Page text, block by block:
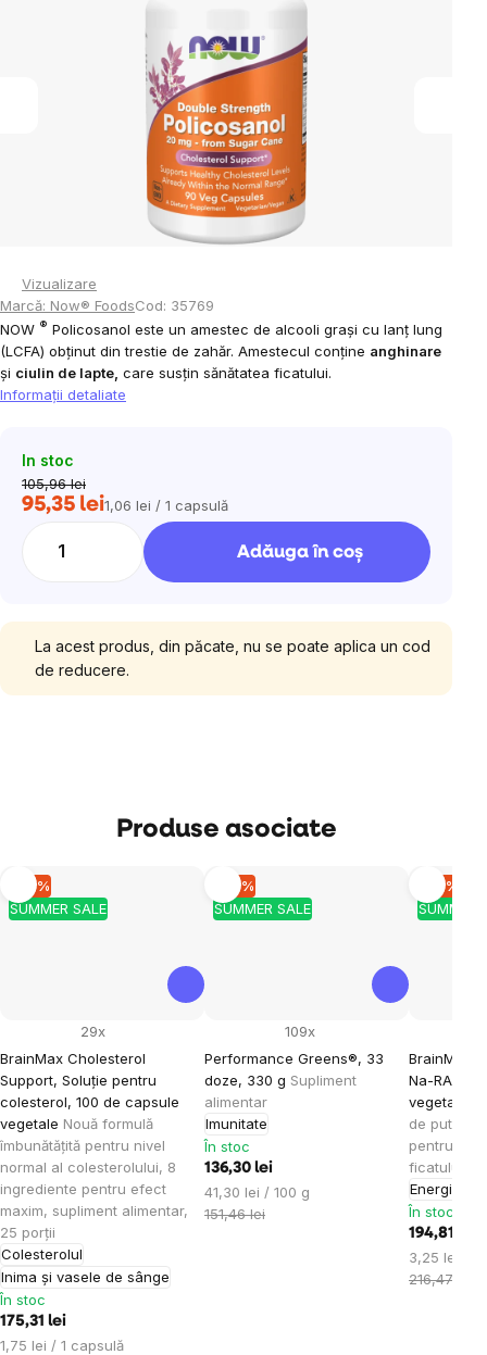
5
stele.
Vizualizare
Marcă: Now® FoodsCod: 35769
NOW ® Policosanol este un amestec de alcooli grași cu lanț lung
(LCFA) obținut din trestie de zahăr. Amestecul conține anghinare
și ciulin de lapte, care susțin sănătatea ficatului.
Informaţii detaliate
In stoc
105,96 lei
95,35 leiEvaluare
1,06 lei / 1 capsulă
Adăuga în coş
La acest produs, din păcate, nu se poate aplica un cod
de reducere.
Produse asociate
SUMMER SALE
–10 %
BrainMax Cholesterol
Support, Soluție pentru
colesterol, 100 de capsule
vegetale Nouă formulă
îmbunătățită pentru nivel
normal al colesterolului, 8
ingrediente pentru efect
maxim, supliment alimentar,
25 porții
Colesterolul
Inima și vasele de sânge
29x
În stoc
175,31 lei
Evaluare
1,75 lei / 1 capsulă
SUMMER SALE
–10 %
Performance Greens®, 33
doze, 330 g Supliment
alimentar
Imunitate
109x
În stoc
136,30 lei
Evaluare
preţ:
41,30 lei / 100 g
151,46 lei
SUMMER
–10 %
BrainMax
Na-RALA,
vegetale
de
pentru
ficatului,
Energie
În stoc
194,81 lei
Evaluare
preţ:
3,25 lei / 1
216,47 lei